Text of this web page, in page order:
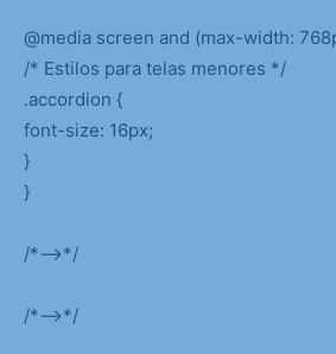
@media screen and (max-width:
/* Estilos para telas menores */
.accordion {
font-size: 16px;
}
}
/*–>*/
/*–>*/